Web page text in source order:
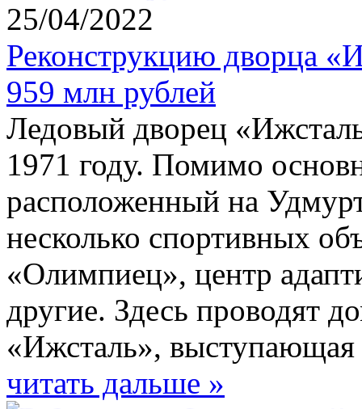
25/04/2022
Реконструкцию дворца
959 млн рублей
Ледовый дворец
1971 году. Помимо
расположенный на
несколько спортивных
«Олимпиец», центр
другие. Здесь проводят
«Ижсталь»,
читать дальше »